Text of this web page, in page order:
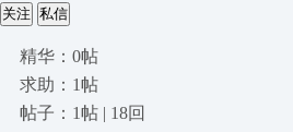
关注 私信
精华：0帖
求助：1帖
帖子：1帖 | 18回